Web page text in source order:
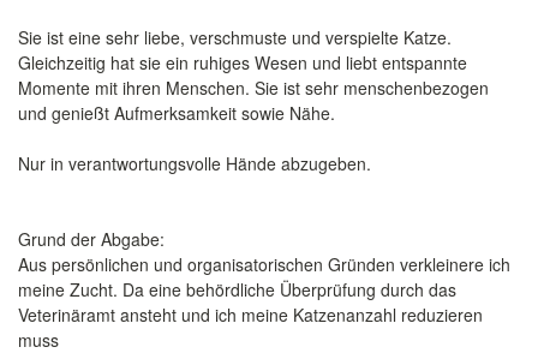
Sie ist eine sehr liebe, verschmuste und verspielte Katze.
Gleichzeitig hat sie ein ruhiges Wesen und liebt entspannte
Momente mit ihren Menschen. Sie ist sehr menschenbezogen
und genießt Aufmerksamkeit sowie Nähe.
Nur in verantwortungsvolle Hände abzugeben.
Grund der Abgabe:
Aus persönlichen und organisatorischen Gründen verkleinere ich
meine Zucht. Da eine behördliche Überprüfung durch das
Veterinäramt ansteht und ich meine Katzenanzahl reduzieren
muss